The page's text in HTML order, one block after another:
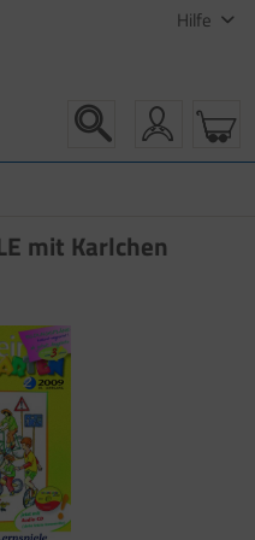
Hilfe
mit Karlchen